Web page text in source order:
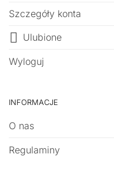
Szczegóły konta
Ulubione
Wyloguj
INFORMACJE
O nas
Regulaminy